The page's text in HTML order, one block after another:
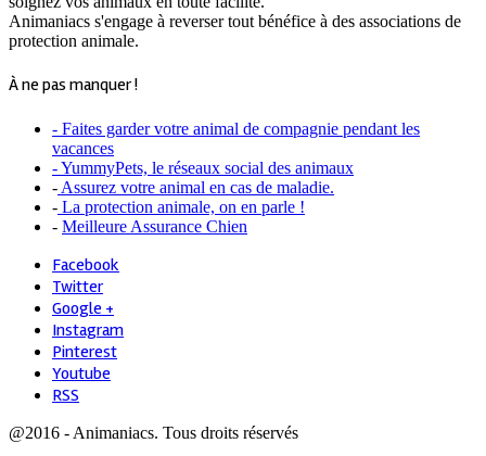
Animaniacs s'engage à reverser tout bénéfice à des associations de
protection animale.
À ne pas manquer !
- Faites garder votre animal de compagnie pendant les
vacances
- YummyPets, le réseaux social des animaux
- Assurez votre animal en cas de maladie.
- La protection animale, on en parle !
- Meilleure Assurance Chien
Facebook
Twitter
Google +
Instagram
Pinterest
Youtube
RSS
@2016 - Animaniacs. Tous droits réservés